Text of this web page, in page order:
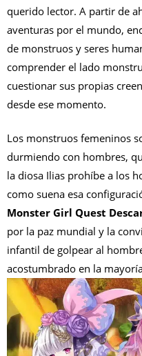
querido lector. A partir de
aventuras por el mundo,
de monstruos y seres
comprender el lado
cuestionar sus propias
desde ese momento.
Los monstruos femeninos
durmiendo con hombres,
la diosa Ilias prohíbe a los
como suena esa
Monster Girl Quest
por la paz mundial y la
infantil de golpear al
acostumbrado en la